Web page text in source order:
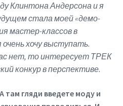
Клинтона Андерсона и я
стала моей «демо-
мастер-классов в
очень хочу выступать.
нет, то интересует ТРЕК
конкур в перспективе.
там гляди введете моду и